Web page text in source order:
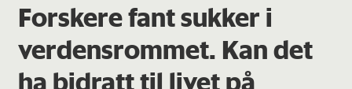
Forskere fant sukker i
verdensrommet. Kan det
ha bidratt til livet på